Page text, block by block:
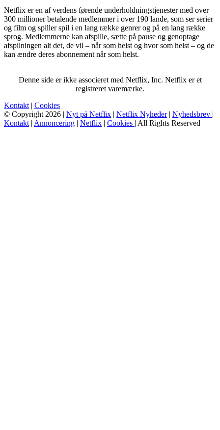
Netflix er en af verdens førende underholdningstjenester med over
300 millioner betalende medlemmer i over 190 lande, som ser serier
og film og spiller spil i en lang række genrer og på en lang række
sprog. Medlemmerne kan afspille, sætte på pause og genoptage
afspilningen alt det, de vil – når som helst og hvor som helst – og de
kan ændre deres abonnement når som helst.
Denne side er ikke associeret med Netflix, Inc. Netflix er et
registreret varemærke.
Kontakt | Cookies
© Copyright 2026 | Nyt på Netflix | Netflix Nyheder| Nyhedsbrev |
Kontakt | Annoncering | Netflix | Cookies | All Rights Reserved